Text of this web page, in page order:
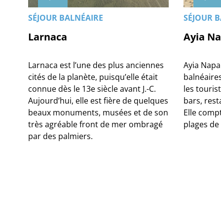
SÉJOUR BALNÉAIRE
Larnaca
Larnaca est l’une des plus anciennes
cités de la planète, puisqu’elle était
connue dès le 13e siècle avant J.-C.
Aujourd’hui, elle est fière de quelques
beaux monuments, musées et de son
très agréable front de mer ombragé
par des palmiers.
SÉJOUR
Ayia
Ayia
les
bars,
Elle
plages